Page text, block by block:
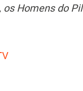
os Homens do